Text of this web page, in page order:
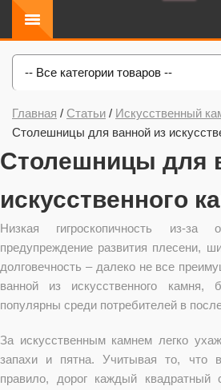
-- Все категории товаров --
Главная / Статьи / Искусственный
Столешницы для ванной из
Столешницы для
искусственного
Низкая гигроскопичность из-за
предупреждение развития плесени,
долговечность – далеко не все
ванной из искусственного камня,
популярны среди потребителей в
За искусственным камнем легко
запахи и пятна. Учитывая то, что
правило, дорог каждый квадратный